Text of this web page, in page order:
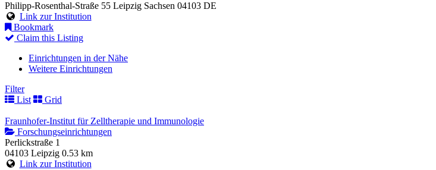
Philipp-Rosenthal-Straße 55 Leipzig Sachsen 04103 DE
Link zur Institution
Bookmark
Claim this Listing
Einrichtungen in der Nähe
Weitere Einrichtungen
Filter
List
Grid
Fraunhofer-Institut für Zelltherapie und Immunologie
Forschungseinrichtungen
Perlickstraße 1
04103 Leipzig 0.53 km
Link zur Institution